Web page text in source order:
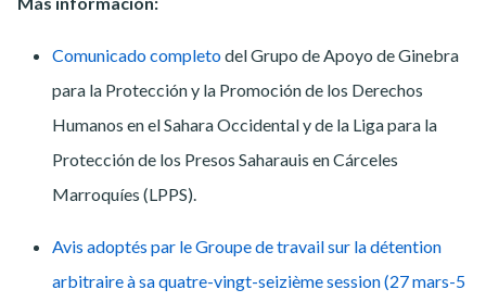
Comunicado completodel Grupo de Apoyo de Ginebra
para la Protección y la Promoción de los Derechos
Humanos en el Sahara Occidental y de la Liga para la
Protección de los Presos Saharauis en Cárceles
Marroquíes (LPPS).
Avis adoptés par le Groupe de travail sur la détention
arbitraire à sa quatre-vingt-seizième session (27 mars-5